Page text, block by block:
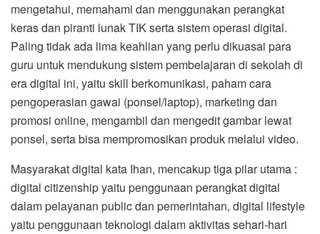
mengetahui, memahami dan menggunakan perangkat
keras dan piranti lunak TIK serta sistem operasi digital.
Paling tidak ada lima keahlian yang perlu dikuasai para
guru untuk mendukung sistem pembelajaran di sekolah di
era digital ini, yaitu skill berkomunikasi, paham cara
pengoperasian gawai (ponsel/laptop), marketing dan
promosi online, mengambil dan mengedit gambar lewat
ponsel, serta bisa mempromosikan produk melalui video.
Masyarakat digital kata Ihan, mencakup tiga pilar utama :
digital citizenship yaitu penggunaan perangkat digital
dalam pelayanan public dan pemerintahan, digital lifestyle
yaitu penggunaan teknologi dalam aktivitas sehari-hari